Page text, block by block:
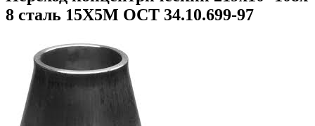
8 сталь 15Х5М ОСТ 34.10.699-97